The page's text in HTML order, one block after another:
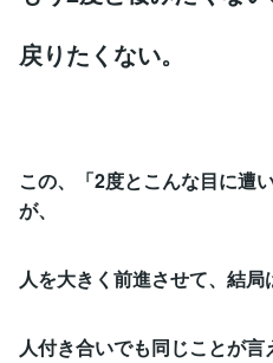
戻りたくない。
この、「2度とこんな目に遭
が、
人を大きく前進させて、結局
人付き合いでも同じことが言